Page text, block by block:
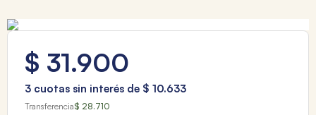
$ 31.900
3 cuotas sin interés de $ 10.633
Transferencia$ 28.710